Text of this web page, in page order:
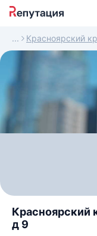
Красноярский
Красноярский
д 9